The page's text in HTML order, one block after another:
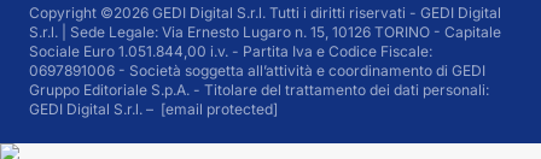
Copyright ©2026 GEDI Digital S.r.l. Tutti i diritti riservati - GEDI Digital
S.r.l. | Sede Legale: Via Ernesto Lugaro n. 15, 10126 TORINO - Capitale
Sociale Euro 1.051.844,00 i.v. - Partita Iva e Codice Fiscale:
0697891006 - Società soggetta all’attività e coordinamento di GEDI
Gruppo Editoriale S.p.A. - Titolare del trattamento dei dati personali:
GEDI Digital S.r.l. – [email protected]